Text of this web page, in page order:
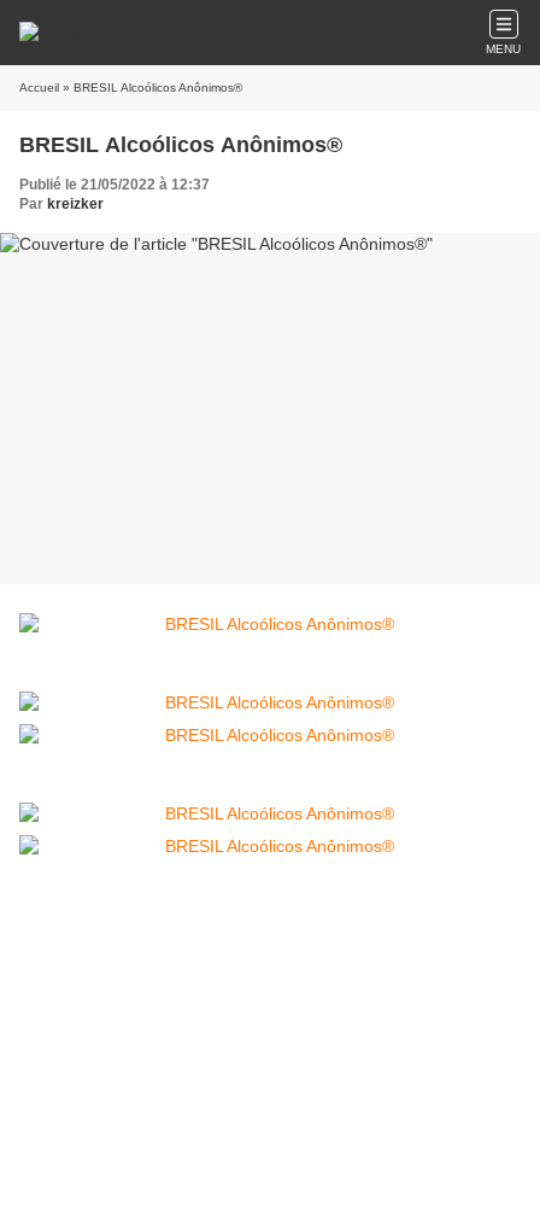
MENU
Accueil » BRESIL Alcoólicos Anônimos®
BRESIL Alcoólicos Anônimos®
Publié le 21/05/2022 à 12:37
Par kreizker